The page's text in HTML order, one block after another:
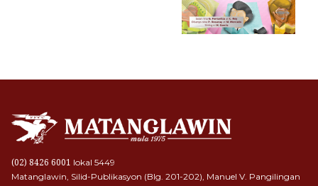
(02) 8426 6001 lokal 5449
Matanglawin, Silid-Publikasyon (Blg. 201-202), Manuel V. Pangilingan